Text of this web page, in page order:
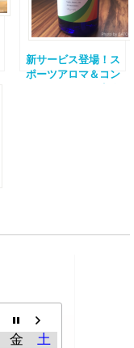
新サービス登場！ス
ポーツアロマ＆コン
金
土